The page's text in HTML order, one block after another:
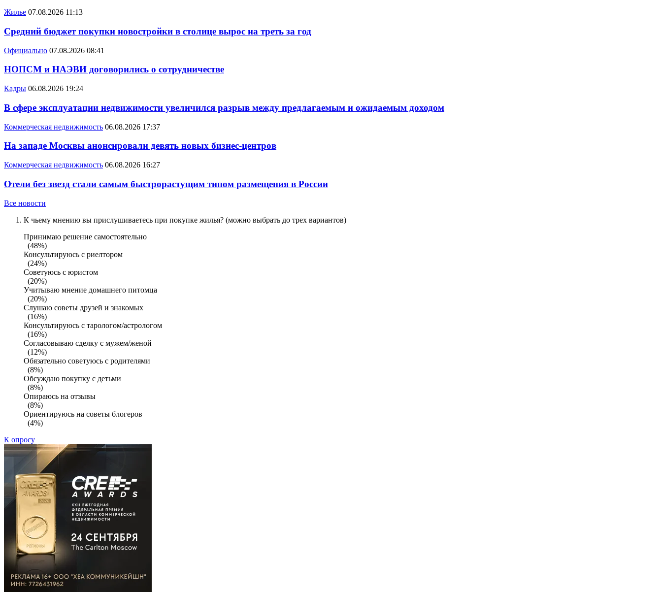
Жилье 07.08.2026 11:13
Средний бюджет покупки новостройки в столице вырос на треть за год
Официально 07.08.2026 08:41
НОПСМ и НАЭВИ договорились о сотрудничестве
Кадры 06.08.2026 19:24
В сфере эксплуатации недвижимости увеличился разрыв между предлагаемым и ожидаемым доходом
Коммерческая недвижимость 06.08.2026 17:37
На западе Москвы анонсировали девять новых бизнес-центров
Коммерческая недвижимость 06.08.2026 16:27
Отели без звезд стали самым быстрорастущим типом размещения в России
Все новости
К чьему мнению вы прислушиваетесь при покупке жилья? (можно выбрать до трех вариантов)
Принимаю решение самостоятельно
(48%)
Консультируюсь с риелтором
(24%)
Советуюсь с юристом
(20%)
Учитываю мнение домашнего питомца
(20%)
Слушаю советы друзей и знакомых
(16%)
Консультируюсь с тарологом/астрологом
(16%)
Согласовываю сделку с мужем/женой
(12%)
Обязательно советуюсь с родителями
(8%)
Обсуждаю покупку с детьми
(8%)
Опираюсь на отзывы
(8%)
Ориентируюсь на советы блогеров
(4%)
К опросу